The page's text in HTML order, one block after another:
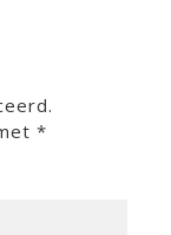
*